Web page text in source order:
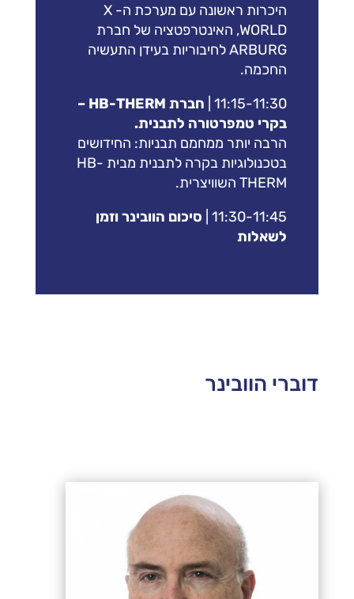
היכרות ראשונה עם מערכת ה- X
WORLD, האינטרפטציה של חברת
ARBURG לחיבוריות בעידן התעשיה
החכמה.
11:15-11:30 |
חברת HB-THERM –
בקרי טמפרטורה לתבנית.
הרבה יותר ממחמם תבניות: החידושים
בטכנולוגיות בקרה לתבנית מבית HB-
THERM השוויצרית.
11:30-11:45 |
סיכום הוובינר וזמן
לשאלות
דוברי הוובינר